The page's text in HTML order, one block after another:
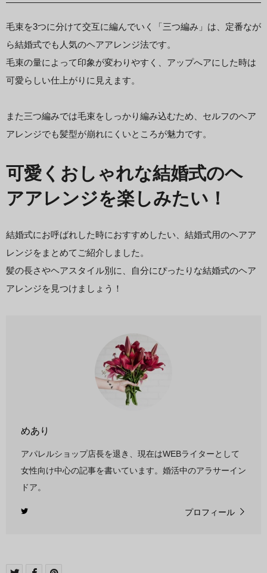
毛束を3つに分けて交互に編んでいく「三つ編み」は、定番なが
ら結婚式でも人気のヘアアレンジ法です。
毛束の量によって印象が変わりやすく、アップへアにした時は
可愛らしい仕上がりに見えます。
また三つ編みでは毛束をしっかり編み込むため、セルフのヘア
アレンジでも髪型が崩れにくいところが魅力です。
可愛くおしゃれな結婚式のヘ
アアレンジを楽しみたい！
結婚式にお呼ばれした時におすすめしたい、結婚式用のヘアア
レンジをまとめてご紹介しました。
髪の長さやヘアスタイル別に、自分にぴったりな結婚式のヘア
アレンジを見つけましょう！
めあり
アパレルショップ店長を退き、現在はWEBライターとして
女性向け中心の記事を書いています。婚活中のアラサーイン
ドア。
プロフィール